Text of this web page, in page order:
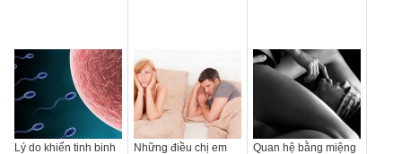
Lý do khiến tinh binh
Những điều chị em
Quan hệ bằng miệng